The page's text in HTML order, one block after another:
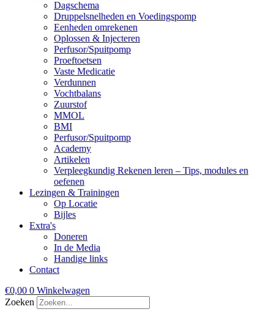
Dagschema
Druppelsnelheden en Voedingspomp
Eenheden omrekenen
Oplossen & Injecteren
Perfusor/Spuitpomp
Proeftoetsen
Vaste Medicatie
Verdunnen
Vochtbalans
Zuurstof
MMOL
BMI
Perfusor/Spuitpomp
Academy
Artikelen
Verpleegkundig Rekenen leren – Tips, modules en
oefenen
Lezingen & Trainingen
Op Locatie
Bijles
Extra's
Doneren
In de Media
Handige links
Contact
€0,00 0 Winkelwagen
Zoeken